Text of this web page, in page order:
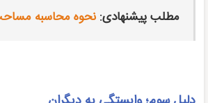
مطلب پیشنهادی: نحوه محاسبه